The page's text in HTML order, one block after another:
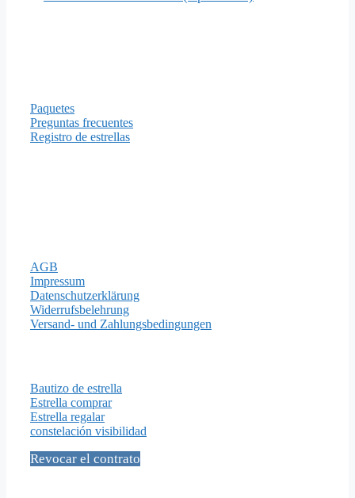
Paquetes
Preguntas frecuentes
Registro de estrellas
AGB
Impressum
Datenschutzerklärung
Widerrufsbelehrung
Versand- und Zahlungsbedingungen
Bautizo de estrella
Estrella comprar
Estrella regalar
constelación visibilidad
Revocar el contrato